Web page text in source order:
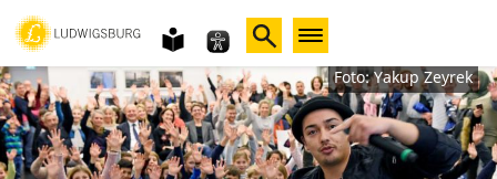
Gebärdensprache
leichte
Sprache Foto: Yakup Zeyrek